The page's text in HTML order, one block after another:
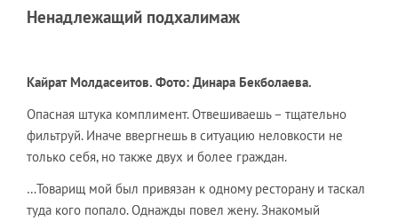
Ненадлежащий подхалимаж
Кайрат Молдасеитов. Фото: Динара Бекболаева.
Опасная штука комплимент. Отвешиваешь – тщательно
фильтруй. Иначе ввергнешь в ситуацию неловкости не
только себя, но также двух и более граждан.
…Товарищ мой был привязан к одному ресторану и таскал
туда кого попало. Однажды повел жену. Знакомый